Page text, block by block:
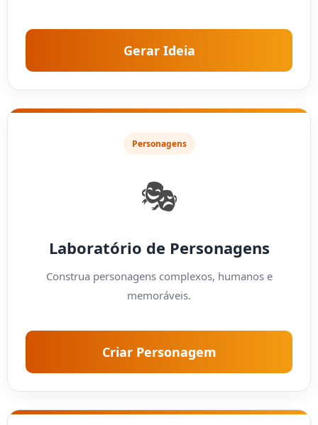
Gerar Ideia
Personagens
🎭
Laboratório de Personagens
Construa personagens complexos, humanos e
memoráveis.
Criar Personagem